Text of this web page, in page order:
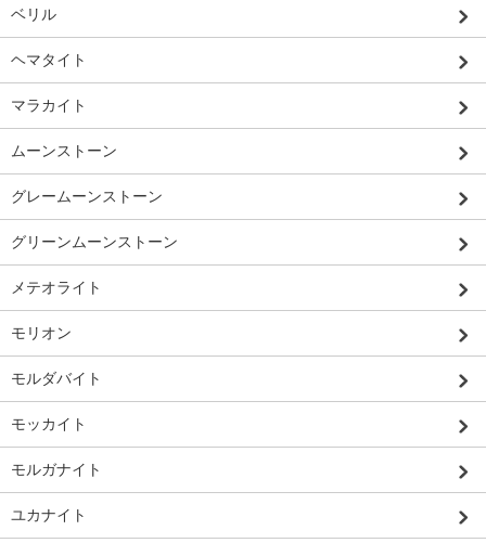
ベリル
ヘマタイト
マラカイト
ムーンストーン
グレームーンストーン
グリーンムーンストーン
メテオライト
モリオン
モルダバイト
モッカイト
モルガナイト
ユカナイト